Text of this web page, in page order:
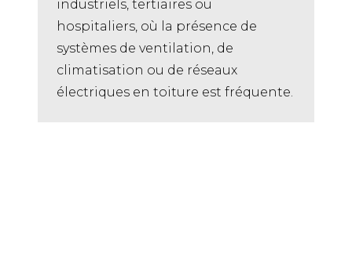
industriels, tertiaires ou
hospitaliers, où la présence de
systèmes de ventilation, de
climatisation ou de réseaux
électriques en toiture est fréquente.